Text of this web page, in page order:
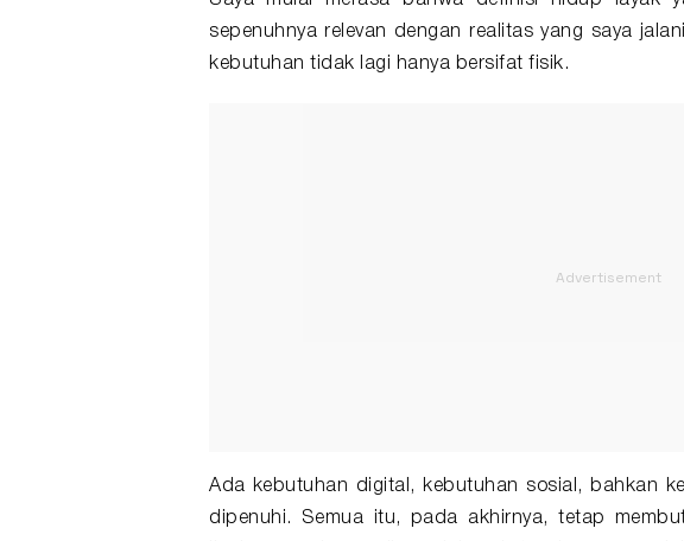
sepenuhnya relevan dengan realitas yang saya
kebutuhan tidak lagi hanya bersifat fisik.
Ada kebutuhan digital, kebutuhan sosial, bahkan
dipenuhi. Semua itu, pada akhirnya, tetap